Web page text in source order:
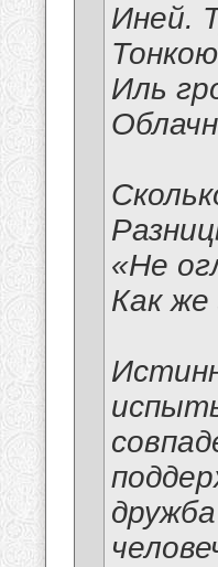
Иней.
Иль
«Не
Как же